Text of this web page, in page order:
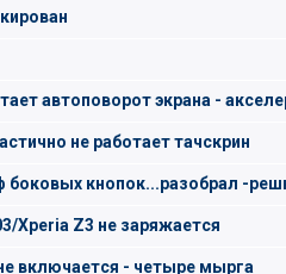
автоповорот экрана -
не работает тачскрин
боковых кнопок...разобрал -
Xperia Z3 не заряжается
включается - четыре мырга